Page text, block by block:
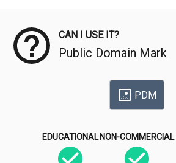
CAN I USE IT?
Public Domain Mark
PDM
EDUCATIONAL NON-COMMERCIAL